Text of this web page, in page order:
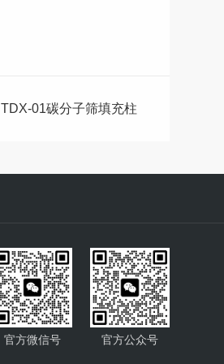
TDX-01碳分子筛填充柱
官方微信号 官方公众号